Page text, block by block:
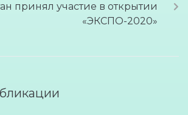
принял участие в открытии
«ЭКСПО-2020»